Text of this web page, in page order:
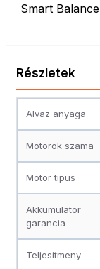
Smart Balance
Részletek
Alvaz anyaga
Motorok szama
Motor tipus
Akkumulator
garancia
Teljesitmeny